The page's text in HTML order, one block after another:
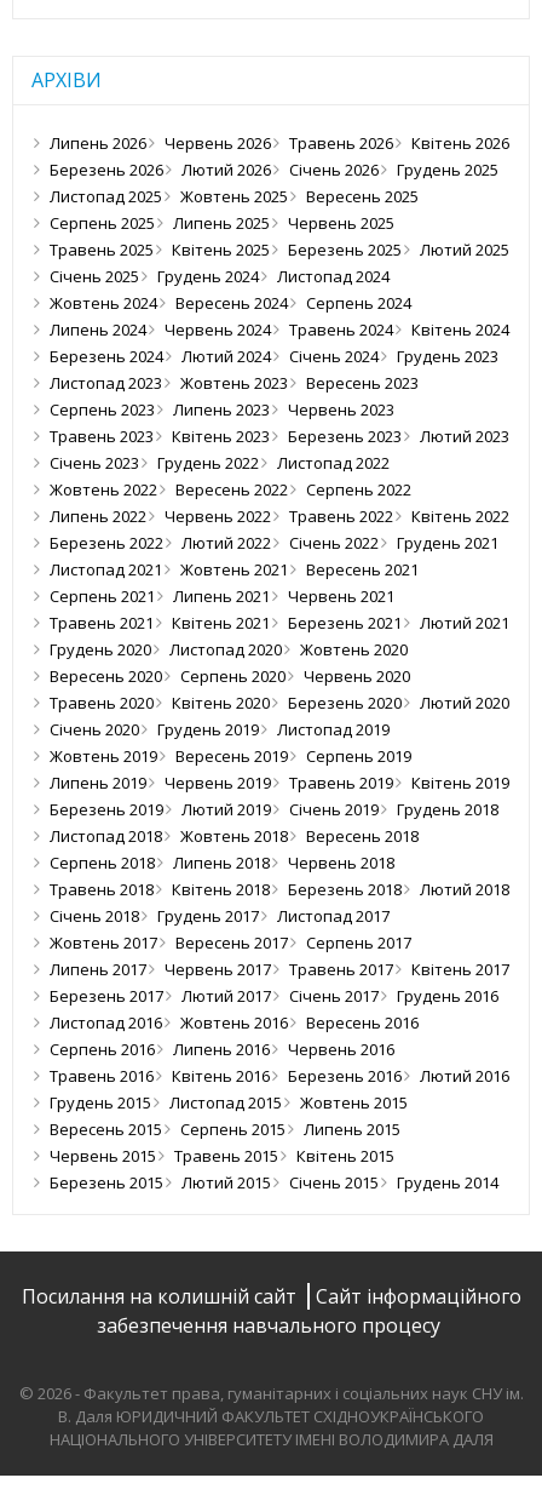
АРХІВИ
Липень 2026 Червень 2026 Травень 2026
Квітень 2026
Березень 2026
Лютий 2026 Січень 2026
Грудень 2025
Листопад 2025
Жовтень 2025
Вересень 2025
Серпень 2025
Липень 2025
Червень 2025
Травень 2025
Квітень 2025 Березень 2025
Лютий 2025
Січень 2025
Грудень 2024
Листопад 2024
Жовтень 2024
Вересень 2024
Серпень 2024
Липень 2024
Червень 2024 Травень 2024
Квітень 2024
Березень 2024
Лютий 2024 Січень 2024
Грудень 2023
Листопад 2023
Жовтень 2023
Вересень 2023
Серпень 2023
Липень 2023
Червень 2023
Травень 2023
Квітень 2023 Березень 2023
Лютий 2023
Січень 2023
Грудень 2022
Листопад 2022
Жовтень 2022
Вересень 2022
Серпень 2022
Липень 2022
Червень 2022 Травень 2022
Квітень 2022
Березень 2022
Лютий 2022 Січень 2022
Грудень 2021
Листопад 2021
Жовтень 2021
Вересень 2021
Серпень 2021
Липень 2021
Червень 2021
Травень 2021
Квітень 2021 Березень 2021
Лютий 2021
Грудень 2020
Листопад 2020
Жовтень 2020
Вересень 2020
Серпень 2020
Червень 2020
Травень 2020
Квітень 2020 Березень 2020
Лютий 2020
Січень 2020
Грудень 2019
Листопад 2019
Жовтень 2019
Вересень 2019
Серпень 2019
Липень 2019
Червень 2019 Травень 2019
Квітень 2019
Березень 2019
Лютий 2019 Січень 2019
Грудень 2018
Листопад 2018
Жовтень 2018
Вересень 2018
Серпень 2018
Липень 2018
Червень 2018
Травень 2018
Квітень 2018 Березень 2018
Лютий 2018
Січень 2018
Грудень 2017
Листопад 2017
Жовтень 2017
Вересень 2017
Серпень 2017
Липень 2017
Червень 2017 Травень 2017
Квітень 2017
Березень 2017
Лютий 2017 Січень 2017
Грудень 2016
Листопад 2016
Жовтень 2016
Вересень 2016
Серпень 2016
Липень 2016
Червень 2016
Травень 2016
Квітень 2016 Березень 2016
Лютий 2016
Грудень 2015
Листопад 2015
Жовтень 2015
Вересень 2015
Серпень 2015
Липень 2015
Червень 2015
Травень 2015
Квітень 2015
Березень 2015
Лютий 2015 Січень 2015 Грудень 2014
Посилання на колишній сайт
Сайт інформаційного
забезпечення навчального процесу
© 2026 - Факультет права, гуманітарних і соціальних наук СНУ ім.
В. Даля ЮРИДИЧНИЙ ФАКУЛЬТЕТ СХІДНОУКРАЇНСЬКОГО
НАЦІОНАЛЬНОГО УНІВЕРСИТЕТУ ІМЕНІ ВОЛОДИМИРА ДАЛЯ